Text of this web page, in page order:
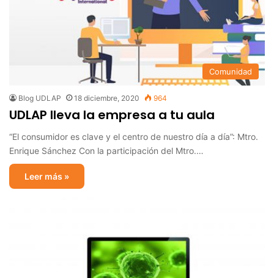
Comunidad
Blog UDLAP 18 diciembre, 2020 964
UDLAP lleva la empresa a tu aula
“El consumidor es clave y el centro de nuestro día a día”: Mtro.
Enrique Sánchez Con la participación del Mtro.…
Leer más »